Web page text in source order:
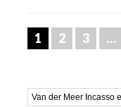
1 2 3 …